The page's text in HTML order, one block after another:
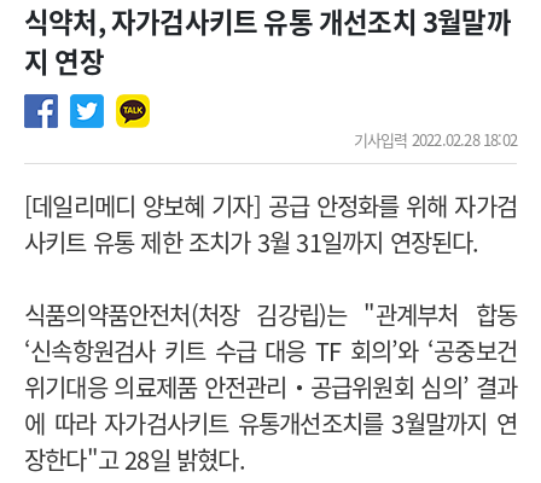
[서울아산병원] 2026년 하반기 인턴 모집
[영남대학교의료원] 마취통증의학과 임기제 임상의사 채용
식약처, 자가검사키트 유통 개선조치 3월말까
지 연장
기사입력 2022.02.28 18:02
[데일리메디 양보혜 기자] 공급 안정화를 위해 자가검
사키트 유통 제한 조치가 3월 31일까지 연장된다.
식품의약품안전처(처장 김강립)는 "관계부처 합동
‘신속항원검사 키트 수급 대응 TF 회의’와 ‘공중보건
위기대응 의료제품 안전관리‧공급위원회 심의’ 결과
에 따라 자가검사키트 유통개선조치를 3월말까지 연
장한다"고 28일 밝혔다.